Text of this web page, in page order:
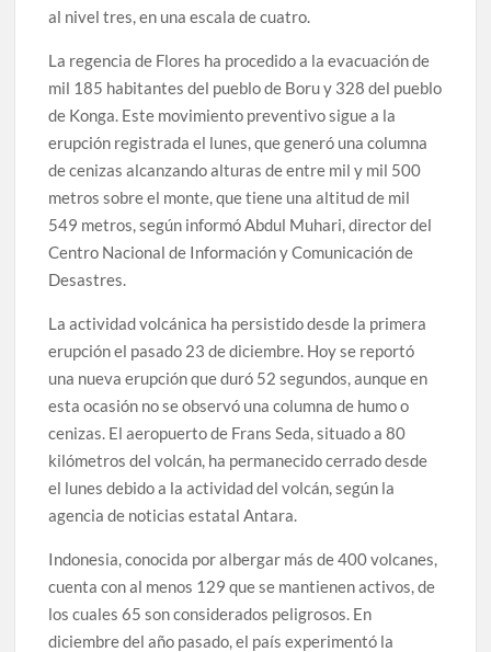
al nivel tres, en una escala de cuatro.
La regencia de Flores ha procedido a la evacuación de
mil 185 habitantes del pueblo de Boru y 328 del pueblo
de Konga. Este movimiento preventivo sigue a la
erupción registrada el lunes, que generó una columna
de cenizas alcanzando alturas de entre mil y mil 500
metros sobre el monte, que tiene una altitud de mil
549 metros, según informó Abdul Muhari, director del
Centro Nacional de Información y Comunicación de
Desastres.
La actividad volcánica ha persistido desde la primera
erupción el pasado 23 de diciembre. Hoy se reportó
una nueva erupción que duró 52 segundos, aunque en
esta ocasión no se observó una columna de humo o
cenizas. El aeropuerto de Frans Seda, situado a 80
kilómetros del volcán, ha permanecido cerrado desde
el lunes debido a la actividad del volcán, según la
agencia de noticias estatal Antara.
Indonesia, conocida por albergar más de 400 volcanes,
cuenta con al menos 129 que se mantienen activos, de
los cuales 65 son considerados peligrosos. En
diciembre del año pasado, el país experimentó la